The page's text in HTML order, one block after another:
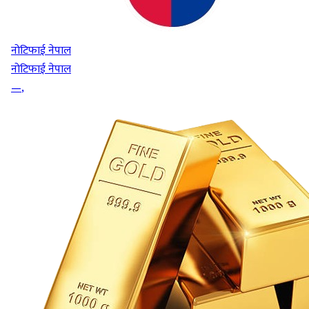
नोटिफाई नेपाल
नोटिफाई नेपाल
—,